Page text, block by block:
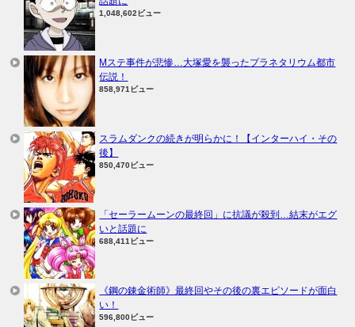
1,048,602ビュー
Mステ事件が悲惨…大塚愛を襲ったプラネタリウム都市
伝説！
858,971ビュー
スラムダンクの続きが明らかに！【インターハイ・その
後】
850,470ビュー
「セーラームーンの最終回」に抗議が殺到…結末がエグ
いと話題に
688,411ビュー
《鋼の錬金術師》最終回やその後の裏エピソードが面白
い！
596,800ビュー